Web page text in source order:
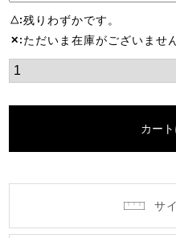
△ 残りわずかです。
✕ ただいま在庫がございませ
カー
サ